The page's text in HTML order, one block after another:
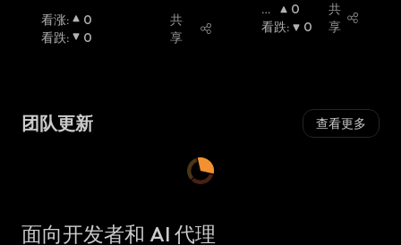
看涨:
0
看跌: 0
共
享
看
涨:
0
看跌: 0
共
享
团队更新 查看更多
面向开发者和 AI 代理